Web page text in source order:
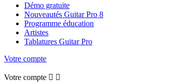
Démo gratuite
Nouveautés Guitar Pro 8
Programme éducation
Artistes
Tablatures Guitar Pro
Votre compte
Votre compte  